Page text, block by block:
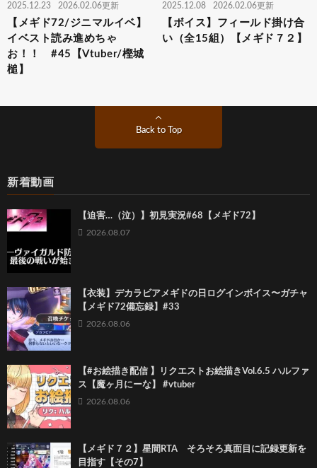
2025.12.23 2026.02.06更新
【メギド72/ジニマルイベ】
イベスト読み進めちゃ
お！！ #45【Vtuber/樫城
槌】
2025.12.08 2026.02.06更新
【ボイス】フィールド掛け合
い（全15組）【メギド７２】
Back to Top
新着動画
【迫害…（泣）】初見実況#68【メギド72】
2026.08.07
【衣装】デカラビアメギドの日ログインボイス〜ガチャ
【メギド72備忘録】#33
2026.08.06
【#お絵描き配信 】リクエストお絵描きVol.6.5 ハルファ
ス【魔ヶ月にーな】 #vtuber
2026.08.06
【メギド７２】星間RTA そろそろ真面目に記録更新を
目指す【その7】